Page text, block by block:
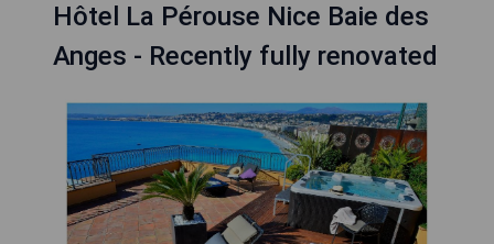
Hôtel La Pérouse Nice Baie des
Anges - Recently fully renovated